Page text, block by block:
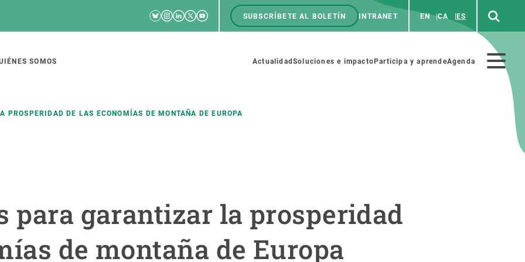
RRSS
Bluesky
Instagram
Linkedin
TwitterYoutube
Menú
top
SUBSCRÍBETE AL BOLETÍN INTRANET EN CA ES
SOMOS
Menú
Actualidad Soluciones e impacto Participa y aprendeAgenda
PROSPERIDAD DE LAS ECONOMÍAS DE MONTAÑA DE EUROPA
para garantizar la prosperidad
de montaña de Europa
de ecosistemas
Soluciones
Política y gestión
Estrategia de Recursos Humanos
Oportunidades académicas
Pide tu MSCA-PF
Haz ciencia con nosotros